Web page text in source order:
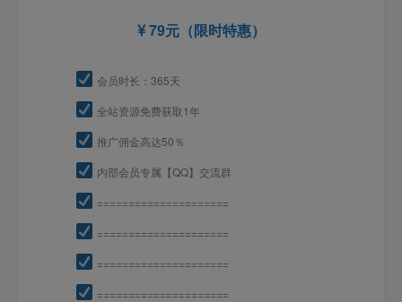
79元（限时特惠）
会员时长：365天
全站资源免费获取1年
推广佣金高达50％
内部会员专属【QQ】交流群
=====================
=====================
=====================
=====================